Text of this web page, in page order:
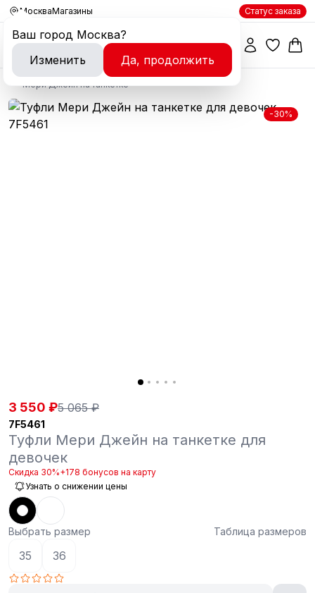
Москва
Ваш город Москва?
Изменить
Да, продолжить
Магазины Статус заказа
Мери Джейн на танкетке
-30%
3 550 ₽5 065 ₽
7F5461
Туфли Мери Джейн на танкетке для
девочек
Скидка 30%+178 бонусов на карту
Узнать о снижении цены
Выбрать размер Таблица размеров
35 36